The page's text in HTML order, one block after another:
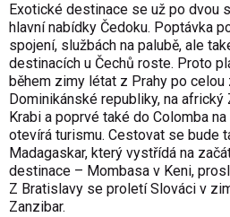
Exotické destinace se už po dvou
hlavní nabídky Čedoku. Poptávka
spojení, službách na palubě, ale
destinacích u Čechů roste. Proto
během zimy létat z Prahy po
Dominikánské republiky, na africký
Krabi a poprvé také do Colomba
otevírá turismu. Cestovat se bude
Madagaskar, který vystřídá na
destinace – Mombasa v Keni,
Z Bratislavy se proletí Slováci v
Zanzibar.